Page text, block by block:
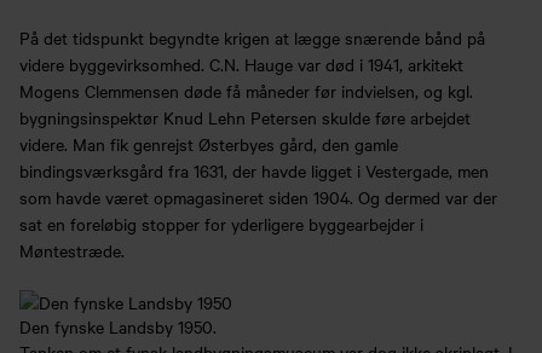
På det tidspunkt begyndte krigen at lægge snærende bånd på
videre byggevirksomhed. C.N. Hauge var død i 1941, arkitekt
Mogens Clemmensen døde få måneder før indvielsen, og kgl.
bygningsinspektør Knud Lehn Petersen skulde føre arbejdet
videre. Man fik genrejst Østerbyes gård, den gamle
bindingsværksgård fra 1631, der havde ligget i Vestergade, men
som havde været opmagasineret siden 1904. Og dermed var der
sat en foreløbig stopper for yderligere byggearbejder i
Møntestræde.
Den fynske Landsby 1950.